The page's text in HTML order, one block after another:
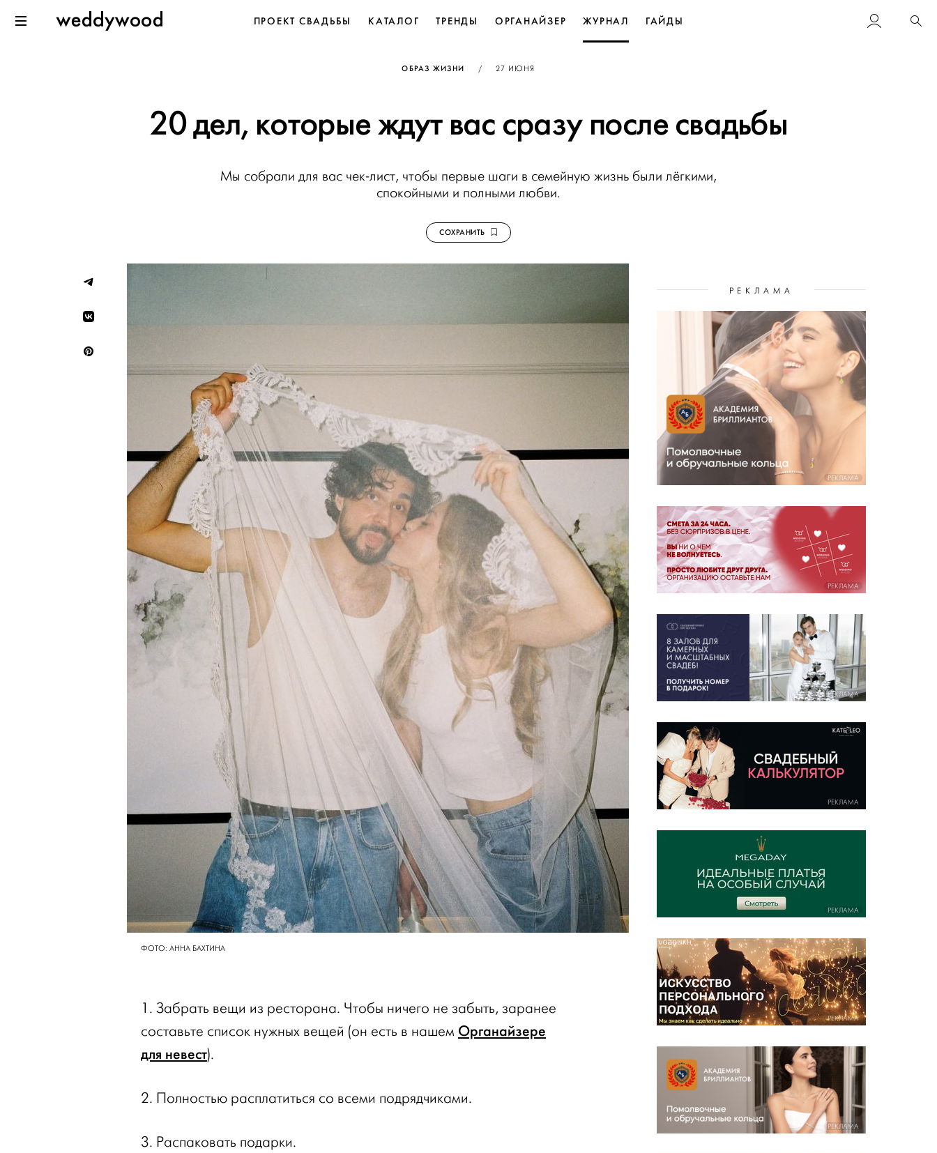
к содержанию
WeddywoodПРОЕКТ СВАДЬБЫ КАТАЛОГ ТРЕНДЫ ОРГАНАЙЗЕР ЖУРНАЛ ГАЙДЫ
ОБРАЗ ЖИЗНИ / ОПУБЛИКОВАНО
27 ИЮНЯ
20 дел, которые ждут вас сразу после свадьбы
Мы собрали для вас чек-лист, чтобы первые шаги в семейную жизнь были лёгкими,
спокойными и полными любви.
СОХРАНИТЬ
ФОТО: АННА БАХТИНА
1. Забрать вещи из ресторана. Чтобы ничего не забыть, заранее
составьте список нужных вещей (он есть в нашем Органайзере
для невест).
2. Полностью расплатиться со всеми подрядчиками.
3. Распаковать подарки.
РЕКЛАМА
РЕКЛАМА
РЕКЛАМА
РЕКЛАМА
РЕКЛАМА
РЕКЛАМА
РЕКЛАМА
РЕКЛАМА